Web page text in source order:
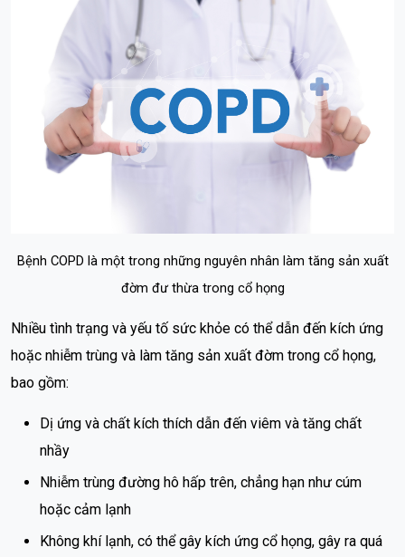
Bệnh COPD là một trong những nguyên nhân làm tăng sản xuất
đờm đư thừa trong cổ họng
Nhiều tình trạng và yếu tố sức khỏe có thể dẫn đến kích ứng
hoặc nhiễm trùng và làm tăng sản xuất đờm trong cổ họng,
bao gồm:
Dị ứng và chất kích thích dẫn đến viêm và tăng chất
nhầy
Nhiễm trùng đường hô hấp trên, chẳng hạn như cúm
hoặc cảm lạnh
Không khí lạnh, có thể gây kích ứng cổ họng, gây ra quá